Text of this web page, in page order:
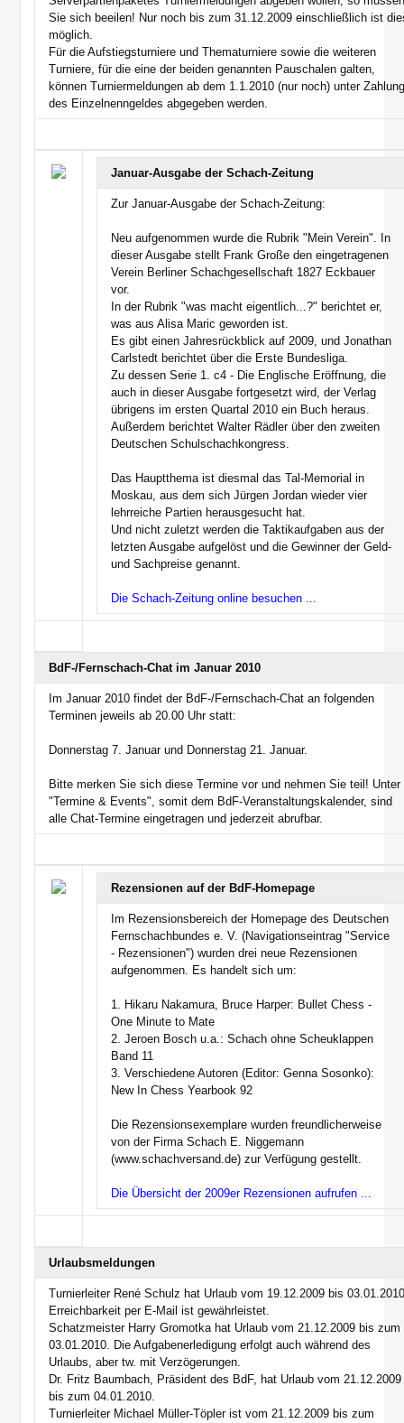
Sie sich beeilen! Nur noch bis zum 31.12.2009 einschließlich ist
möglich.
Für die Aufstiegsturniere und Thematurniere sowie die weiteren
Turniere, für die eine der beiden genannten Pauschalen galten,
können Turniermeldungen ab dem 1.1.2010 (nur noch) unter
des Einzelnenngeldes abgegeben werden.
Januar-Ausgabe der Schach-Zeitung
Zur Januar-Ausgabe der Schach-Zeitung:
Neu aufgenommen wurde die Rubrik "Mein Verein". In
dieser Ausgabe stellt Frank Große den eingetragenen
Verein Berliner Schachgesellschaft 1827 Eckbauer
vor.
In der Rubrik "was macht eigentlich...?" berichtet er,
was aus Alisa Maric geworden ist.
Es gibt einen Jahresrückblick auf 2009, und Jonathan
Carlstedt berichtet über die Erste Bundesliga.
Zu dessen Serie 1. c4 - Die Englische Eröffnung, die
auch in dieser Ausgabe fortgesetzt wird, der Verlag
übrigens im ersten Quartal 2010 ein Buch heraus.
Außerdem berichtet Walter Rädler über den zweiten
Deutschen Schulschachkongress.
Das Hauptthema ist diesmal das Tal-Memorial in
Moskau, aus dem sich Jürgen Jordan wieder vier
lehrreiche Partien herausgesucht hat.
Und nicht zuletzt werden die Taktikaufgaben aus der
letzten Ausgabe aufgelöst und die Gewinner der Geld-
und Sachpreise genannt.
Die Schach-Zeitung online besuchen ...
BdF-/Fernschach-Chat im Januar 2010
Im Januar 2010 findet der BdF-/Fernschach-Chat an folgenden
Terminen jeweils ab 20.00 Uhr statt:
Donnerstag 7. Januar und Donnerstag 21. Januar.
Bitte merken Sie sich diese Termine vor und nehmen Sie teil! Unter
"Termine & Events", somit dem BdF-Veranstaltungskalender, sind
alle Chat-Termine eingetragen und jederzeit abrufbar.
Rezensionen auf der BdF-Homepage
Im Rezensionsbereich der Homepage des Deutschen
Fernschachbundes e. V. (Navigationseintrag "Service
- Rezensionen") wurden drei neue Rezensionen
aufgenommen. Es handelt sich um:
1. Hikaru Nakamura, Bruce Harper: Bullet Chess -
One Minute to Mate
2. Jeroen Bosch u.a.: Schach ohne Scheuklappen
Band 11
3. Verschiedene Autoren (Editor: Genna Sosonko):
New In Chess Yearbook 92
Die Rezensionsexemplare wurden freundlicherweise
von der Firma Schach E. Niggemann
(www.schachversand.de) zur Verfügung gestellt.
Die Übersicht der 2009er Rezensionen aufrufen ...
Urlaubsmeldungen
Turnierleiter René Schulz hat Urlaub vom 19.12.2009 bis
Erreichbarkeit per E-Mail ist gewährleistet.
Schatzmeister Harry Gromotka hat Urlaub vom 21.12.2009 bis zum
03.01.2010. Die Aufgabenerledigung erfolgt auch während des
Urlaubs, aber tw. mit Verzögerungen.
Dr. Fritz Baumbach, Präsident des BdF, hat Urlaub vom 21.12.2009
bis zum 04.01.2010.
Turnierleiter Michael Müller-Töpler ist vom 21.12.2009 bis zum